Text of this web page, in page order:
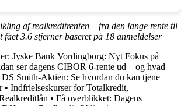
af realkreditrenten – fra den lange rente til
fået3.6 stjerner baseret på 18 anmeldelser
Jyske Bank Vordingborg: Nyt Fokus på
ser dagens CIBOR 6-rente ud – og hvad
DS Smith-Aktien: Se hvordan du kan tjene
• Indfrielseskurser for Totalkredit,
• Få overblikket: Dagens